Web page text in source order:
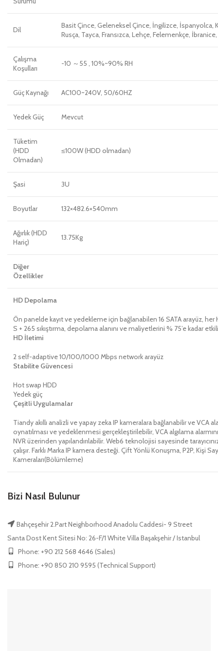
Dil
Basit Çince, Geleneksel Çince, İngilizce, İspanyolca,
Rusça, Tayca, Fransızca, Lehçe, Felemenkçe,
Çalışma
Koşulları
-10 ～55 , 10%~90% RH
Güç Kaynağı AC100~240V, 50/60HZ
Yedek Güç Mevcut
Tüketim
(HDD
Olmadan)
≤100W (HDD olmadan)
Şasi 3U
Boyutlar 132×482.6×540mm
Ağırlık (HDD
Hariç)
13.75Kg
Diğer
Özellikler
HD Depolama
Ön panelde kayıt ve yedekleme için bağlanabilen 16 SATA arayüz, her
S + 265 sıkıştırma, depolama alanını ve maliyetlerini % 75’e kadar
HD İletimi
2 self-adaptive 10/100/1000 Mbps network arayüz
Stabilite Güvencesi
Hot swap HDD
Yedek güç
Çeşitli Uygulamalar
Tiandy akıllı analizli ve yapay zeka IP kameralara bağlanabilir ve VCA
oynatılması ve yedeklenmesi gerçekleştirilebilir, VCA algılama
NVR üzerinden yapılandırılabilir. Web6 teknolojisi sayesinde
çalışır. Farklı Marka IP kamera desteği. Çift Yönlü Konuşma, P2P, Kişi
Kameraları(Bölümleme)
Bizi Nasıl Bulunur
Bahçeşehir 2.Part Neighborhood Anadolu Caddesi- 9 Street
Santa Dost Kent Sitesi No: 26-F/1 White Villa Başakşehir / Istanbul
Phone: +90 212 568 4646 (Sales)
Phone: +90 850 210 9595 (Technical Support)